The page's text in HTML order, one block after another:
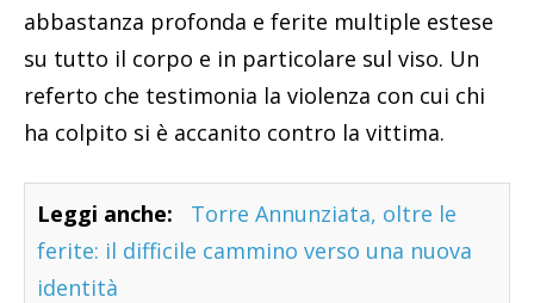
abbastanza profonda e ferite multiple estese
su tutto il corpo e in particolare sul viso. Un
referto che testimonia la violenza con cui chi
ha colpito si è accanito contro la vittima.
Leggi anche:
Torre Annunziata, oltre le
ferite: il difficile cammino verso una nuova
identità